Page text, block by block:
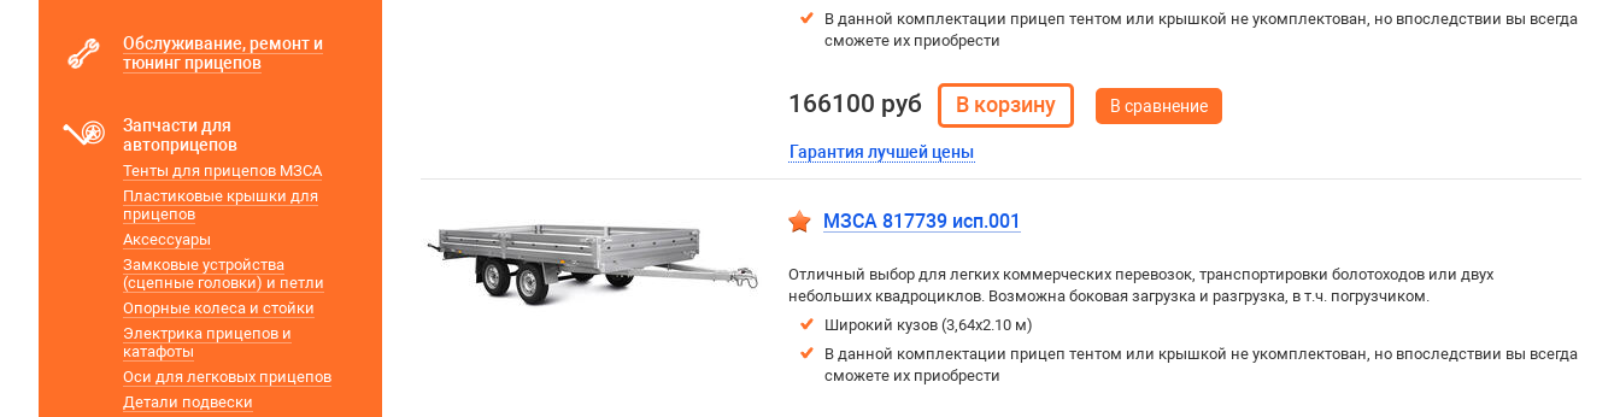
В данной комплектации прицеп тентом или крышкой не укомплектован, но впоследствии вы всегда
сможете их приобрести
166100 руб
Гарантия лучшей цены
В сравнение
МЗСА 817739 исп.001
Отличный выбор для легких коммерческих перевозок, транспортировки болотоходов или двух
небольших квадроциклов. Возможна боковая загрузка и разгрузка, в т.ч. погрузчиком.
Широкий кузов (3,64х2.10 м)
В данной комплектации прицеп тентом или крышкой не укомплектован, но впоследствии вы всегда
сможете их приобрести
Обслуживание, ремонт и
тюнинг прицепов
Запчасти для
автоприцепов
Тенты для прицепов МЗСА
Пластиковые крышки для
прицепов
Аксессуары
Замковые устройства
(сцепные головки) и петли
Опорные колеса и стойки
Электрика прицепов и
катафоты
Оси для легковых прицепов
Детали подвески